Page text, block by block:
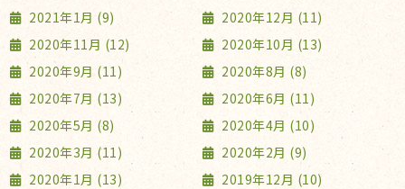
2021年1月 (9)
2020年12月 (11)
2020年11月 (12)
2020年10月 (13)
2020年9月 (11)
2020年8月 (8)
2020年7月 (13)
2020年6月 (11)
2020年5月 (8)
2020年4月 (10)
2020年3月 (11)
2020年2月 (9)
2020年1月 (13)
2019年12月 (10)